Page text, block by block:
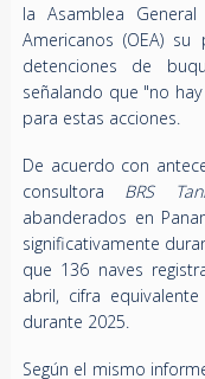
la Asamblea
Americanos (OEA)
detenciones de
señalando que "no
para estas acciones.
De acuerdo con
consultora BRS
abanderados en
significativamente
que 136 naves
abril, cifra
durante 2025.
Según el mismo